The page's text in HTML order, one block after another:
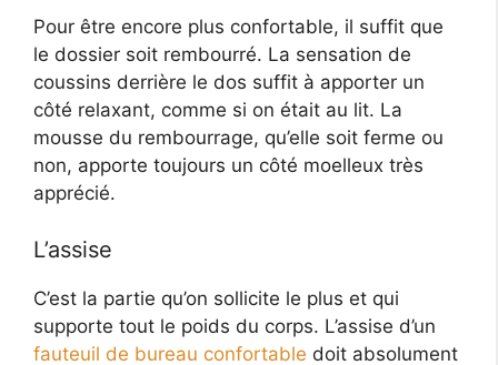
Pour être encore plus confortable, il suffit que
le dossier soit rembourré. La sensation de
coussins derrière le dos suffit à apporter un
côté relaxant, comme si on était au lit. La
mousse du rembourrage, qu’elle soit ferme ou
non, apporte toujours un côté moelleux très
apprécié.
L’assise
C’est la partie qu’on sollicite le plus et qui
supporte tout le poids du corps. L’assise d’un
fauteuil de bureau confortable doit absolument